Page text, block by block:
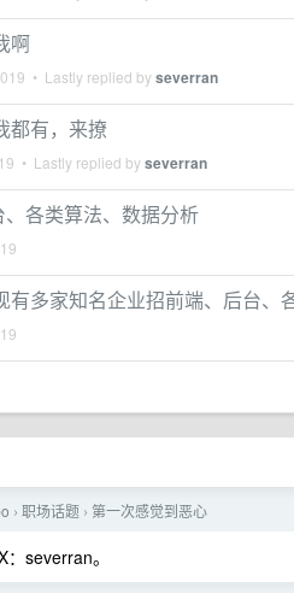
啊
• Lastly replied byseverran
都有，来撩
• Lastly replied byseverran
各类算法、数据分析
多家知名企业招前端、后台、
› 职场话题 › 第一次感觉到恶心
severran。